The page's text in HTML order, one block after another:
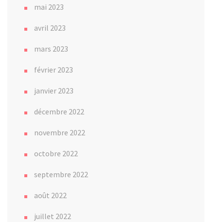
mai 2023
avril 2023
mars 2023
février 2023
janvier 2023
décembre 2022
novembre 2022
octobre 2022
septembre 2022
août 2022
juillet 2022